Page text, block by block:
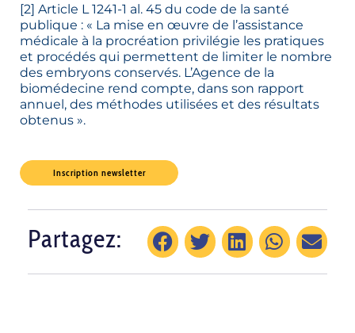
[2] Article L 1241-1 al. 45 du code de la santé
publique : « La mise en œuvre de l’assistance
médicale à la procréation privilégie les pratiques
et procédés qui permettent de limiter le nombre
des embryons conservés. L’Agence de la
biomédecine rend compte, dans son rapport
annuel, des méthodes utilisées et des résultats
obtenus ».
Inscription newsletter
Partagez: